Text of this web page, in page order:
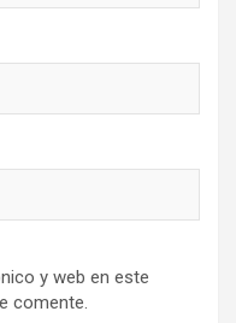
y web en este
comente.